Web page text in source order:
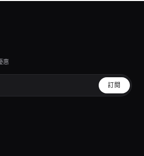
惠
訂閱